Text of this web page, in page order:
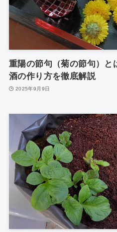
重陽の節句（菊の節句）と
酒の作り方を徹底解説
2025年9月9日